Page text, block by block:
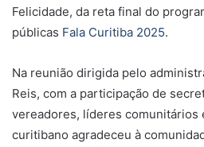
Felicidade, da reta final do
públicas Fala Curitiba 2025.
Na reunião dirigida pelo
Reis, com a participação de
vereadores, líderes comunitários
curitibano agradeceu à